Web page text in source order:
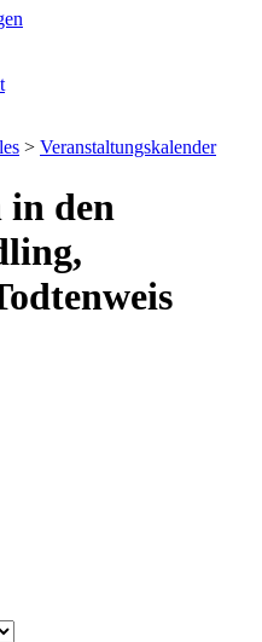
> Veranstaltungskalender
in den